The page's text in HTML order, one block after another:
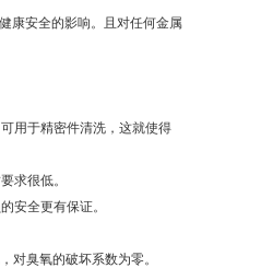
康安全的影响。且对任何金属
用于精密件清洗，这就使得
求很低。
安全更有保证。
对臭氧的破坏系数为零。